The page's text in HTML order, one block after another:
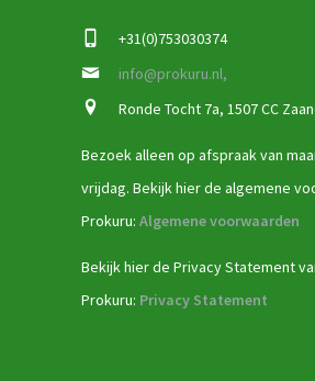
+31(0)753030374
info@prokuru.nl,
Ronde Tocht 7a, 1507 CC
Bezoek alleen op afspraak van
vrijdag. Bekijk hier de algemene
Prokuru: Algemene voorwaarden
Bekijk hier de Privacy Statement
Prokuru: Privacy Statement